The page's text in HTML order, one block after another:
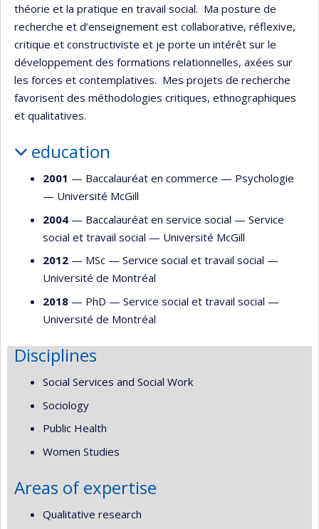
théorie et la pratique en travail social. Ma posture de
recherche et d’enseignement est collaborative, réflexive,
critique et constructiviste et je porte un intérêt sur le
développement des formations relationnelles, axées sur
les forces et contemplatives. Mes projets de recherche
favorisent des méthodologies critiques, ethnographiques
et qualitatives.
education
2001 — Baccalauréat en commerce — Psychologie
— Université McGill
2004 — Baccalauréat en service social — Service
social et travail social — Université McGill
2012 — MSc — Service social et travail social —
Université de Montréal
2018 — PhD — Service social et travail social —
Université de Montréal
Disciplines
Social Services and Social Work
Sociology
Public Health
Women Studies
Areas of expertise
Qualitative research